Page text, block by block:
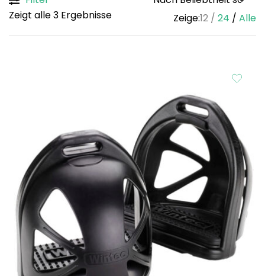
Zeigt alle 3 ErgebnisseSorted
Zeige:12 24 Alle